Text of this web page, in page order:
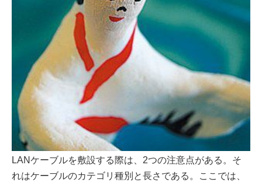
LANケーブルを敷設する際は、2つの注意点がある。そ
れはケーブルのカテゴリ種別と長さである。ここでは、